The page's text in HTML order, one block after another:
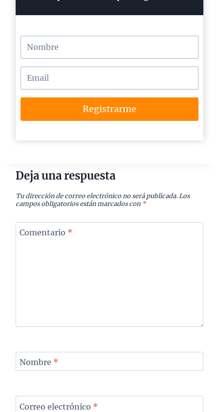
Registrarme
Deja una respuesta
Tu dirección de correo electrónico no será publicada. Los
campos obligatorios están marcados con *
Comentario *
Nombre *
Correo electrónico *